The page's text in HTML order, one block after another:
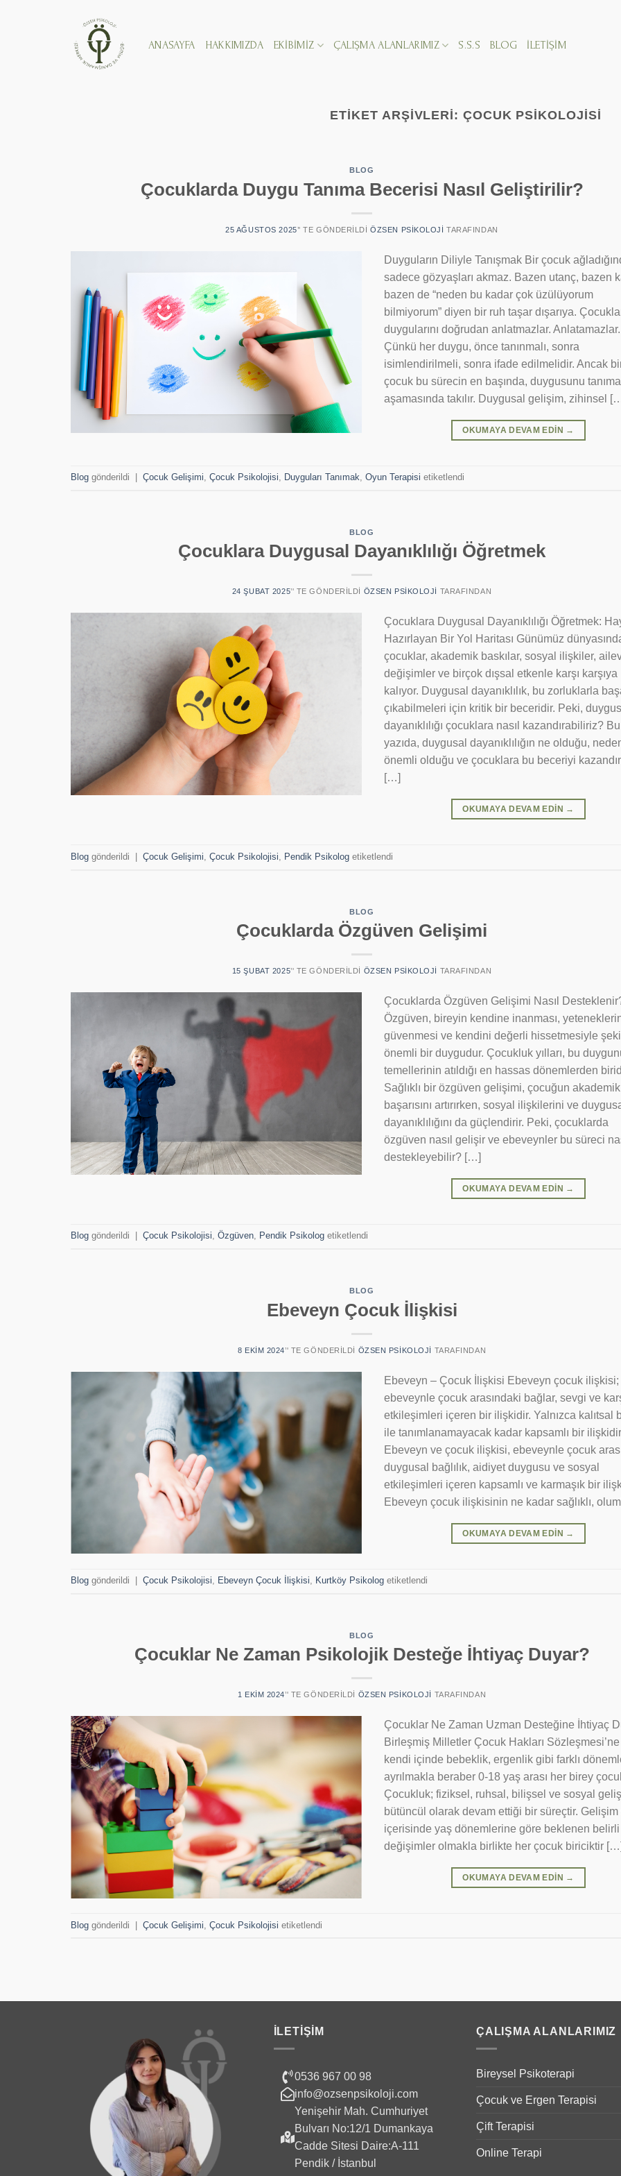
ANASAYFA HAKKIMIZDA EKIBIMIZ ÇALIŞMA ALANLARIMIZ S.S.S BLOG İLETIŞIM
ETIKET ARŞIVLERI: ÇOCUK PSIKOLOJISI
BLOG
Çocuklarda Duygu Tanıma Becerisi Nasıl Geliştirilir?
25 AĞUSTOS 2025’' TE GÖNDERILDI ÖZSEN PSIKOLOJI TARAFINDAN
Duyguların Diliyle Tanışmak Bir çocuk
sadece gözyaşları akmaz. Bazen utanç, bazen
bazen de “neden bu kadar çok üzülüyorum
bilmiyorum” diyen bir ruh taşar dışarıya.
duygularını doğrudan anlatmazlar. Anlatamazlar.
Çünkü her duygu, önce tanınmalı, sonra
isimlendirilmeli, sonra ifade edilmelidir. Ancak
çocuk bu sürecin en başında, duygusunu tanıma
aşamasında takılır. Duygusal gelişim, zihinsel
OKUMAYA DEVAM EDIN →
Blog gönderildi Çocuk Gelişimi, Çocuk Psikolojisi, Duyguları Tanımak, Oyun Terapisi etiketlendi
BLOG
Çocuklara Duygusal Dayanıklılığı Öğretmek
24 ŞUBAT 2025’' TE GÖNDERILDI ÖZSEN PSIKOLOJI TARAFINDAN
Çocuklara Duygusal Dayanıklılığı Öğretmek:
Hazırlayan Bir Yol Haritası Günümüz
çocuklar, akademik baskılar, sosyal ilişkiler,
değişimler ve birçok dışsal etkenle karşı karşıya
kalıyor. Duygusal dayanıklılık, bu zorluklarla
çıkabilmeleri için kritik bir beceridir. Peki,
dayanıklılığı çocuklara nasıl kazandırabiliriz? Bu
yazıda, duygusal dayanıklılığın ne olduğu,
önemli olduğu ve çocuklara bu beceriyi
[…]
OKUMAYA DEVAM EDIN →
Blog gönderildi Çocuk Gelişimi Çocuk Psikolojisi Pendik Psikolog etiketlendi
BLOG
Çocuklarda Özgüven Gelişimi
15 ŞUBAT 2025’' TE GÖNDERILDI ÖZSEN PSIKOLOJI TARAFINDAN
Çocuklarda Özgüven Gelişimi Nasıl
Özgüven, bireyin kendine inanması,
güvenmesi ve kendini değerli hissetmesiyle
önemli bir duygudur. Çocukluk yılları, bu
temellerinin atıldığı en hassas dönemlerden
Sağlıklı bir özgüven gelişimi, çocuğun akademik
başarısını artırırken, sosyal ilişkilerini ve
dayanıklılığını da güçlendirir. Peki, çocuklarda
özgüven nasıl gelişir ve ebeveynler bu süreci
destekleyebilir? […]
OKUMAYA DEVAM EDIN →
Blog gönderildi Çocuk Psikolojisi, Özgüven, Pendik Psikolog etiketlendi
BLOG
Ebeveyn Çocuk İlişkisi
8 EKIM 2024’' TE GÖNDERILDI ÖZSEN PSIKOLOJI TARAFINDAN
Ebeveyn – Çocuk İlişkisi Ebeveyn çocuk ilişkisi;
ebeveynle çocuk arasındaki bağlar, sevgi ve
etkileşimleri içeren bir ilişkidir. Yalnızca kalıtsal
ile tanımlanamayacak kadar kapsamlı bir
Ebeveyn ve çocuk ilişkisi, ebeveynle çocuk
duygusal bağlılık, aidiyet duygusu ve sosyal
etkileşimleri içeren kapsamlı ve karmaşık bir
Ebeveyn çocuk ilişkisinin ne kadar sağlıklı,
OKUMAYA DEVAM EDIN →
Blog gönderildi Çocuk Psikolojisi, Ebeveyn Çocuk İlişkisi, Kurtköy Psikolog etiketlendi
BLOG
Çocuklar Ne Zaman Psikolojik Desteğe İhtiyaç Duyar?
1 EKIM 2024’' TE GÖNDERILDI ÖZSEN PSIKOLOJI TARAFINDAN
Çocuklar Ne Zaman Uzman Desteğine İhtiyaç
Birleşmiş Milletler Çocuk Hakları
kendi içinde bebeklik, ergenlik gibi farklı
ayrılmakla beraber 0-18 yaş arası her birey
Çocukluk; fiziksel, ruhsal, bilişsel ve sosyal
bütüncül olarak devam ettiği bir süreçtir. Gelişim
içerisinde yaş dönemlerine göre beklenen belirli
değişimler olmakla birlikte her çocuk biriciktir […]
OKUMAYA DEVAM EDIN →
Blog gönderildi Çocuk Gelişimi Çocuk Psikolojisi etiketlendi
İLETIŞIM
0536 967 00 98
info@ozsenpsikoloji.com
Yenişehir Mah. Cumhuriyet
Bulvarı No:12/1 Dumankaya
Cadde Sitesi Daire:A-111
Pendik / İstanbul
ÇALIŞMA ALANLARIMIZ
Bireysel Psikoterapi
Çocuk ve Ergen Terapisi
Çift Terapisi
Online Terapi